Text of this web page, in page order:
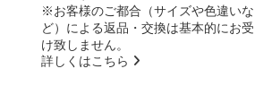
※お客様のご都合（サイズや色違いな
ど）による返品・交換は基本的にお受
け致しません。
詳しくはこちら